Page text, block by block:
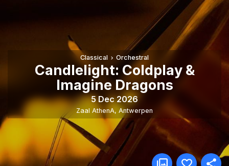
Classical Orchestral
Candlelight: Coldplay &
Imagine Dragons
5 Dec 2026
Zaal AthenA, Antwerpen